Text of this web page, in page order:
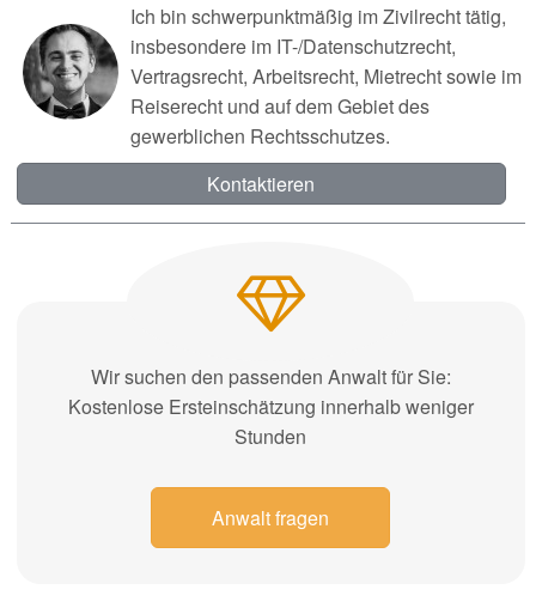
Ich bin schwerpunktmäßig im Zivilrecht tätig,
insbesondere im IT-/Datenschutzrecht,
Vertragsrecht, Arbeitsrecht, Mietrecht sowie im
Reiserecht und auf dem Gebiet des
gewerblichen Rechtsschutzes.
Kontaktieren
Wir suchen den passenden Anwalt für Sie:
Kostenlose Ersteinschätzung innerhalb weniger
Stunden
Anwalt fragen